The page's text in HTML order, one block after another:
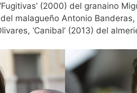
(2000) del granaino
malagueño Antonio
‘Canibal’ (2013) del